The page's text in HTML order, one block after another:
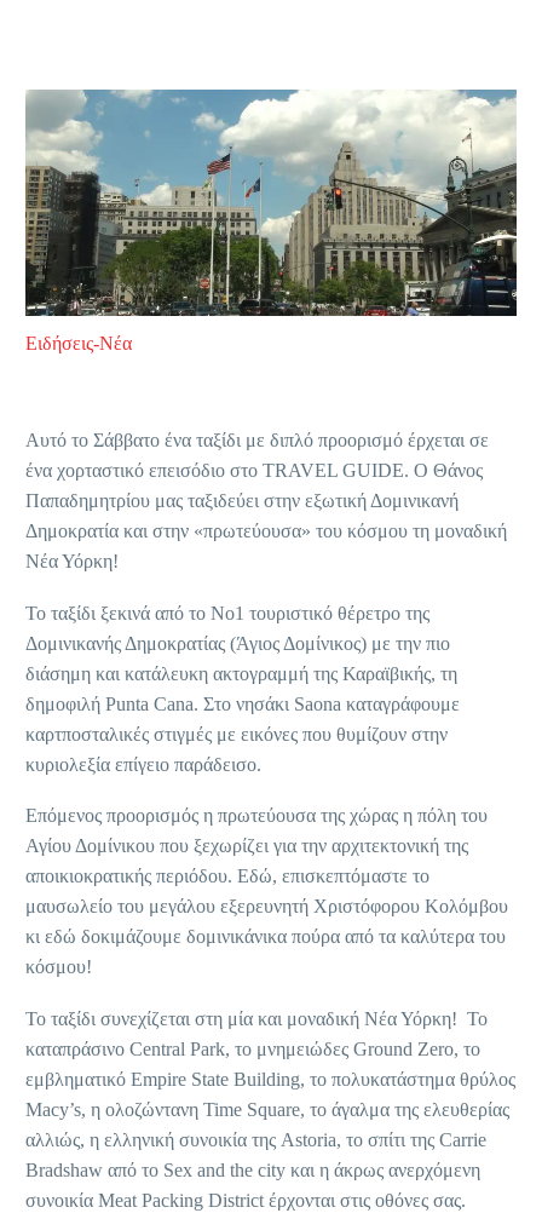
Ειδήσεις-Νέα
Αυτό το Σάββατο ένα ταξίδι με διπλό προορισμό έρχεται σε
ένα χορταστικό επεισόδιο στο TRAVEL GUIDE. Ο Θάνος
Παπαδημητρίου μας ταξιδεύει στην εξωτική Δομινικανή
Δημοκρατία και στην «πρωτεύουσα» του κόσμου τη μοναδική
Νέα Υόρκη!
Το ταξίδι ξεκινά από το Νο1 τουριστικό θέρετρο της
Δομινικανής Δημοκρατίας (Άγιος Δομίνικος) με την πιο
διάσημη και κατάλευκη ακτογραμμή της Καραϊβικής, τη
δημοφιλή Punta Cana. Στο νησάκι Saona καταγράφουμε
καρτποσταλικές στιγμές με εικόνες που θυμίζουν στην
κυριολεξία επίγειο παράδεισο.
Επόμενος προορισμός η πρωτεύουσα της χώρας η πόλη του
Αγίου Δομίνικου που ξεχωρίζει για την αρχιτεκτονική της
αποικιοκρατικής περιόδου. Εδώ, επισκεπτόμαστε το
μαυσωλείο του μεγάλου εξερευνητή Χριστόφορου Κολόμβου
κι εδώ δοκιμάζουμε δομινικάνικα πούρα από τα καλύτερα του
κόσμου!
Το ταξίδι συνεχίζεται στη μία και μοναδική Νέα Υόρκη! Το
καταπράσινο Central Park, το μνημειώδες Ground Zero, το
εμβληματικό Empire State Building, το πολυκατάστημα θρύλος
Macy’s, η ολοζώντανη Time Square, το άγαλμα της ελευθερίας
αλλιώς, η ελληνική συνοικία της Astoria, το σπίτι της Carrie
Bradshaw από το Sex and the city και η άκρως ανερχόμενη
συνοικία Meat Packing District έρχονται στις οθόνες σας.